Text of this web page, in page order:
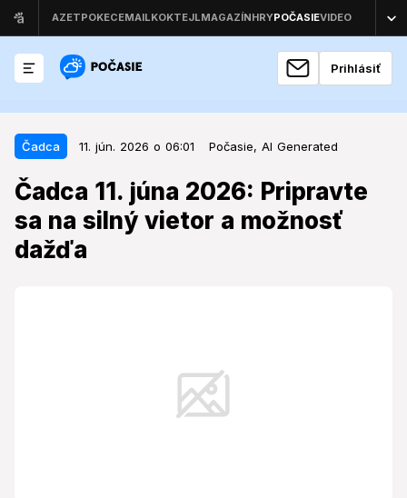
Prihlásiť
Čadca 11. jún. 2026 o 06:01 Počasie, AI Generated
Čadca 11. júna 2026: Pripravte
sa na silný vietor a možnosť
dažďa
Čadca 11. jún. 2026 o 06:01
Čadca 11. júna 2026: Pripravte sa
na silný vietor a možnosť dažďa
Počasie v meste bude v polovici júna premenlivé,